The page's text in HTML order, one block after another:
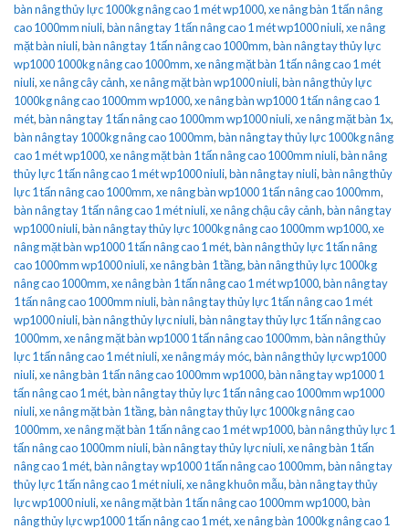
bàn nâng thủy lực 1000kg nâng cao 1 mét wp1000,xe nâng bàn 1 tấn nâng
cao 1000mm niuli,bàn nâng tay 1 tấn nâng cao 1 mét wp1000 niuli,xe nâng
mặt bàn niuli,bàn nâng tay 1 tấn nâng cao 1000mm,bàn nâng tay thủy lực
wp1000 1000kg nâng cao 1000mm,xe nâng mặt bàn 1 tấn nâng cao 1 mét
niuli,xe nâng cây cảnh,xe nâng mặt bàn wp1000 niuli,bàn nâng thủy lực
1000kg nâng cao 1000mm wp1000,xe nâng bàn wp1000 1 tấn nâng cao 1
mét,bàn nâng tay 1 tấn nâng cao 1000mm wp1000 niuli,xe nâng mặt bàn 1x,
bàn nâng tay 1000kg nâng cao 1000mm,bàn nâng tay thủy lực 1000kg nâng
cao 1 mét wp1000,xe nâng mặt bàn 1 tấn nâng cao 1000mm niuli,bàn nâng
thủy lực 1 tấn nâng cao 1 mét wp1000 niuli,bàn nâng tay niuli,bàn nâng thủy
lực 1 tấn nâng cao 1000mm,xe nâng bàn wp1000 1 tấn nâng cao 1000mm,
bàn nâng tay 1 tấn nâng cao 1 mét niuli,xe nâng chậu cây cảnh,bàn nâng tay
wp1000 niuli,bàn nâng tay thủy lực 1000kg nâng cao 1000mm wp1000,xe
nâng mặt bàn wp1000 1 tấn nâng cao 1 mét,bàn nâng thủy lực 1 tấn nâng
cao 1000mm wp1000 niuli,xe nâng bàn 1 tầng,bàn nâng thủy lực 1000kg
nâng cao 1000mm,xe nâng bàn 1 tấn nâng cao 1 mét wp1000,bàn nâng tay
1 tấn nâng cao 1000mm niuli,bàn nâng tay thủy lực 1 tấn nâng cao 1 mét
wp1000 niuli,bàn nâng thủy lực niuli,bàn nâng tay thủy lực 1 tấn nâng cao
1000mm,xe nâng mặt bàn wp1000 1 tấn nâng cao 1000mm,bàn nâng thủy
lực 1 tấn nâng cao 1 mét niuli,xe nâng máy móc,bàn nâng thủy lực wp1000
niuli,xe nâng bàn 1 tấn nâng cao 1000mm wp1000,bàn nâng tay wp1000 1
tấn nâng cao 1 mét,bàn nâng tay thủy lực 1 tấn nâng cao 1000mm wp1000
niuli,xe nâng mặt bàn 1 tầng,bàn nâng tay thủy lực 1000kg nâng cao
1000mm,xe nâng mặt bàn 1 tấn nâng cao 1 mét wp1000,bàn nâng thủy lực 1
tấn nâng cao 1000mm niuli,bàn nâng tay thủy lực niuli,xe nâng bàn 1 tấn
nâng cao 1 mét,bàn nâng tay wp1000 1 tấn nâng cao 1000mm,bàn nâng tay
thủy lực 1 tấn nâng cao 1 mét niuli,xe nâng khuôn mẫu,bàn nâng tay thủy
lực wp1000 niuli,xe nâng mặt bàn 1 tấn nâng cao 1000mm wp1000,bàn
nâng thủy lực wp1000 1 tấn nâng cao 1 mét,xe nâng bàn 1000kg nâng cao 1